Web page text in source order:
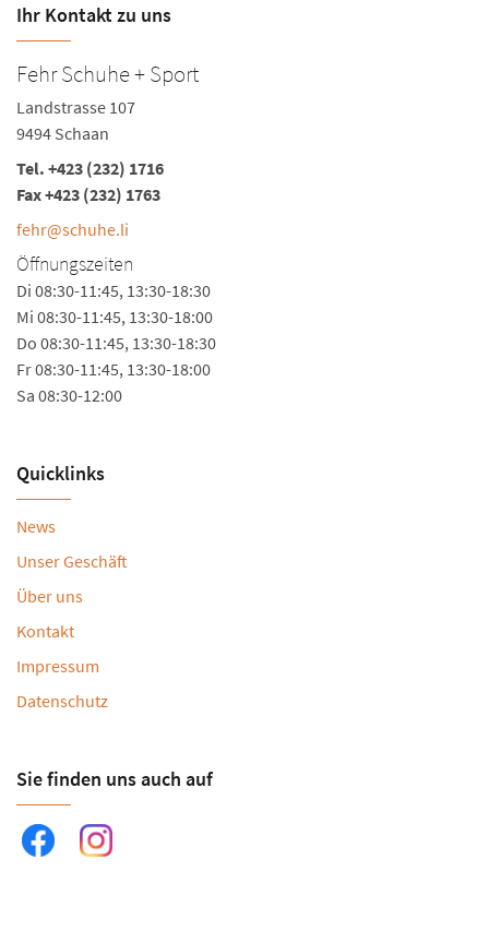
Ihr Kontakt zu uns
Fehr Schuhe + Sport
Landstrasse 107
9494 Schaan
Tel. +423 (232) 1716
Fax +423 (232) 1763
fehr@schuhe.li
Öffnungszeiten
Di 08:30-11:45, 13:30-18:30
Mi 08:30-11:45, 13:30-18:00
Do 08:30-11:45, 13:30-18:30
Fr 08:30-11:45, 13:30-18:00
Sa 08:30-12:00
Quicklinks
News
Unser Geschäft
Über uns
Kontakt
Impressum
Datenschutz
Sie finden uns auch auf